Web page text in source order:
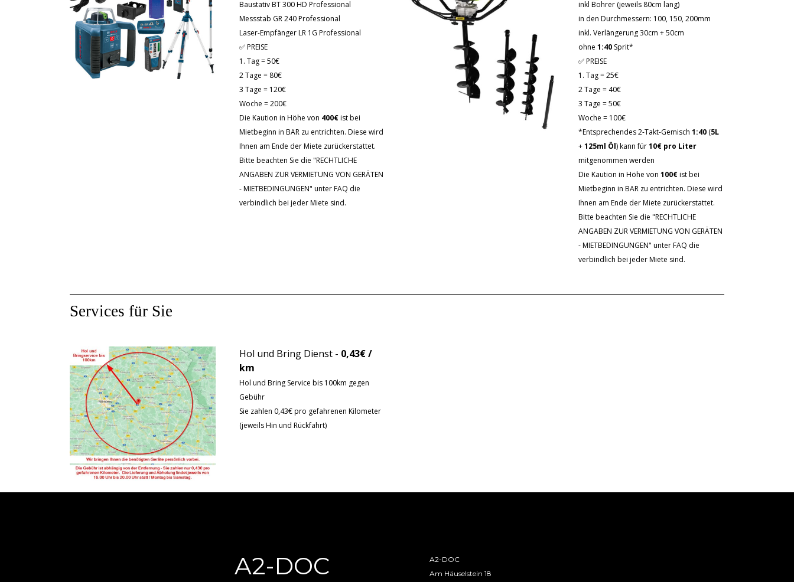
inkl Bohrer (jeweils 80cm lang)
in den Durchmessern: 100, 150, 200mm
inkl. Verlängerung 30cm + 50cm
ohne 1:40Sprit*
✅ PREISE
1. Tag = 25€
2 Tage = 40€
3 Tage = 50€
Woche = 100€
*Entsprechendes 2-Takt-Gemisch 1:40(5L
+125ml Öl) kann für10€ pro Liter
mitgenommen werden
Die Kaution in Höhe von 100€ist bei
Mietbeginn in BAR zu entrichten. Diese wird
Ihnen am Ende der Miete zurückerstattet.
Bitte beachten Sie die "RECHTLICHE
ANGABEN ZUR VERMIETUNG VON GERÄTEN
- MIETBEDINGUNGEN" unter FAQ die
verbindlich bei jeder Miete sind.
Baustativ BT 300 HD Professional
Messstab GR 240 Professional
Laser-Empfänger LR 1G Professional
✅ PREISE
1. Tag = 50€
2 Tage = 80€
3 Tage = 120€
Woche = 200€
Die Kaution in Höhe von 400€ist bei
Mietbeginn in BAR zu entrichten. Diese wird
Ihnen am Ende der Miete zurückerstattet.
Bitte beachten Sie die "RECHTLICHE
ANGABEN ZUR VERMIETUNG VON GERÄTEN
- MIETBEDINGUNGEN" unter FAQ die
verbindlich bei jeder Miete sind.
Services für Sie
Hol und Bring Dienst - 0,43€ /
km
Hol und Bring Service bis 100km gegen
Gebühr
Sie zahlen 0,43€ pro gefahrenen Kilometer
(jeweils Hin und Rückfahrt)
A2-DOC
A2-DOC
Am Häuselstein 18